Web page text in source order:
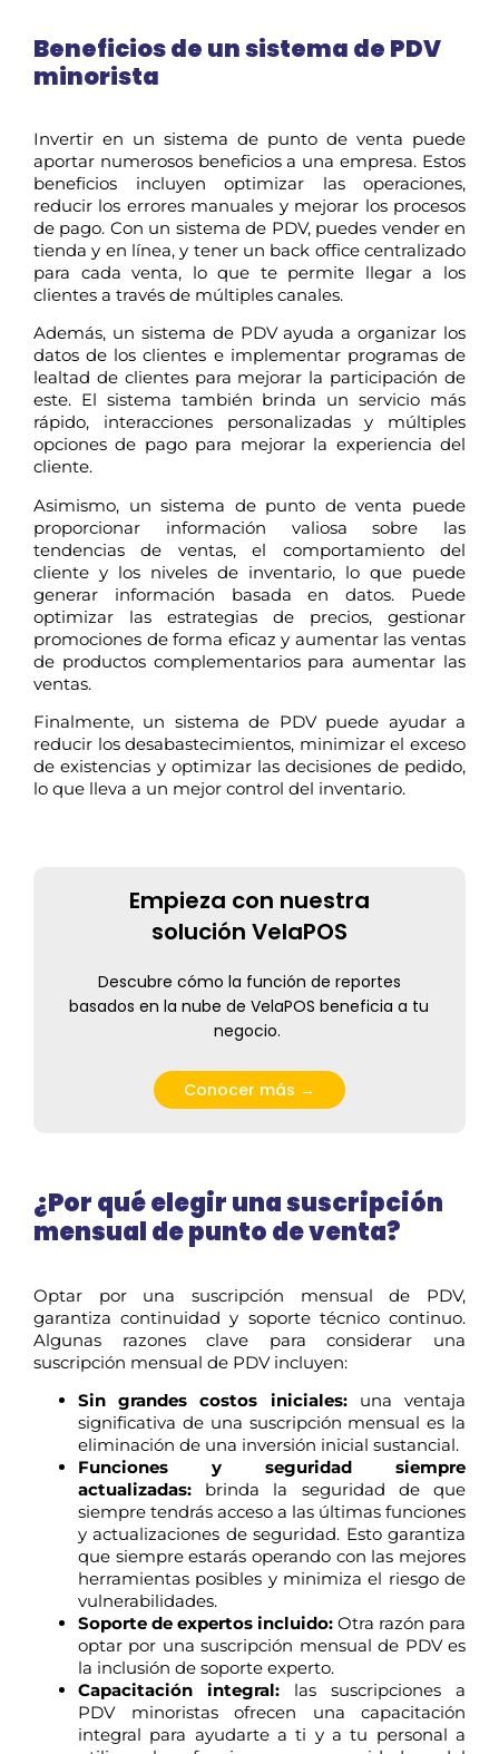
Beneficios de un sistema de PDV
minorista
Invertir en un sistema de punto de venta puede
aportar numerosos beneficios a una empresa. Estos
beneficios incluyen optimizar las operaciones,
reducir los errores manuales y mejorar los procesos
de pago. Con un sistema de PDV, puedes vender en
tienda y en línea, y tener un back office centralizado
para cada venta, lo que te permite llegar a los
clientes a través de múltiples canales.
Además, un sistema de PDV ayuda a organizar los
datos de los clientes e implementar programas de
lealtad de clientes para mejorar la participación de
este. El sistema también brinda un servicio más
rápido, interacciones personalizadas y múltiples
opciones de pago para mejorar la experiencia del
cliente.
Asimismo, un sistema de punto de venta puede
proporcionar información valiosa sobre las
tendencias de ventas, el comportamiento del
cliente y los niveles de inventario, lo que puede
generar información basada en datos. Puede
optimizar las estrategias de precios, gestionar
promociones de forma eficaz y aumentar las ventas
de productos complementarios para aumentar las
ventas.
Finalmente, un sistema de PDV puede ayudar a
reducir los desabastecimientos, minimizar el exceso
de existencias y optimizar las decisiones de pedido,
lo que lleva a un mejor control del inventario.
Empieza con nuestra
solución VelaPOS
Descubre cómo la función de reportes
basados en la nube de VelaPOS beneficia a tu
negocio.
Conocer más →
¿Por qué elegir una suscripción
mensual de punto de venta?
Optar por una suscripción mensual de PDV,
garantiza continuidad y soporte técnico continuo.
Algunas razones clave para considerar una
suscripción mensual de PDV incluyen:
Sin grandes costos iniciales: una ventaja
significativa de una suscripción mensual es la
eliminación de una inversión inicial sustancial.
Funciones y seguridad siempre
actualizadas: brinda la seguridad de que
siempre tendrás acceso a las últimas funciones
y actualizaciones de seguridad. Esto garantiza
que siempre estarás operando con las mejores
herramientas posibles y minimiza el riesgo de
vulnerabilidades.
Soporte de expertos incluido: Otra razón para
optar por una suscripción mensual de PDV es
la inclusión de soporte experto.
Capacitación integral: las suscripciones a
PDV minoristas ofrecen una capacitación
integral para ayudarte a ti y a tu personal a